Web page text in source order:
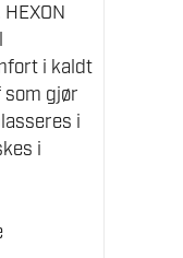
i kaldt
gjør
i
i